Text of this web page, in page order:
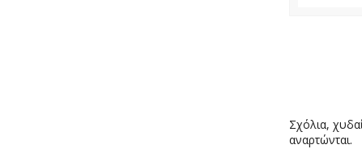
Σχόλια,
αναρτώνται.